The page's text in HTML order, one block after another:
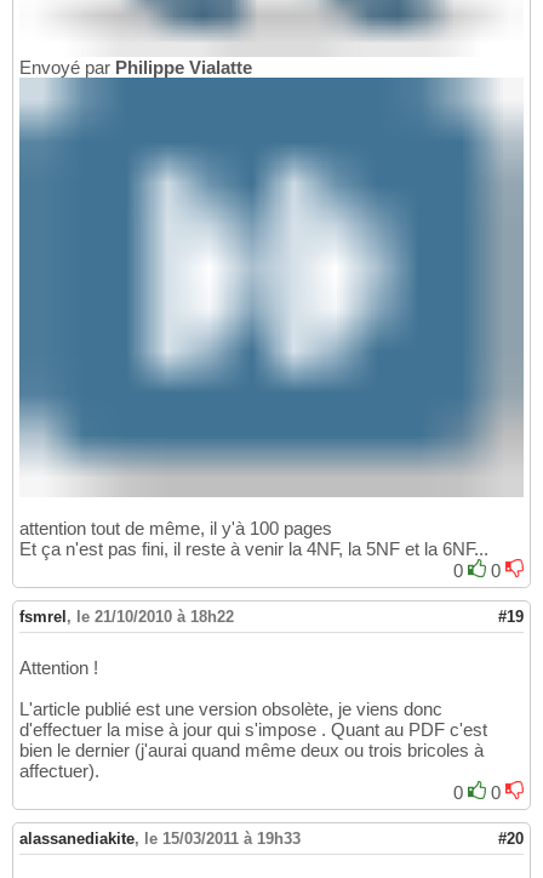
Envoyé par Philippe Vialatte
attention tout de même, il y'à 100 pages
Et ça n'est pas fini, il reste à venir la 4NF, la 5NF et la 6NF...
0
0
fsmrel , le 21/10/2010 à 18h22 #19
Attention !
L'article publié est une version obsolète, je viens donc
d'effectuer la mise à jour qui s'impose . Quant au PDF c'est
bien le dernier (j'aurai quand même deux ou trois bricoles à
affectuer).
0
0
alassanediakite, le 15/03/2011 à 19h33 #20